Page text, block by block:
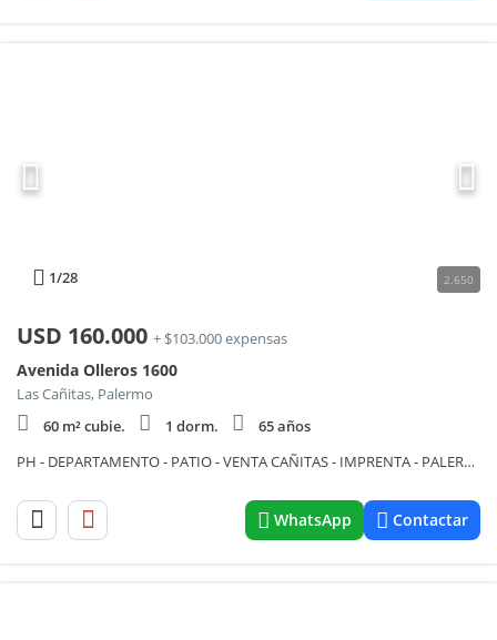
1/28 2.650
USD 160.000 + $103.000 expensas
Avenida Olleros 1600
Las Cañitas, Palermo
60 m² cubie.
1 dorm.
65 años
PH - DEPARTAMENTO - PATIO - VENTA CAÑITAS - IMPRENTA - PALERMO - BELGRANO 3 AMBIENTES
WhatsApp Contactar